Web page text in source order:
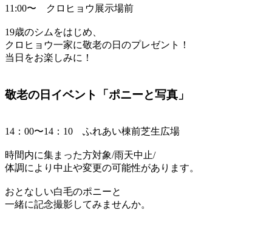
11:00〜 クロヒョウ展示場前
19歳のシムをはじめ、
クロヒョウ一家に敬老の日のプレゼント！
当日をお楽しみに！
敬老の日イベント「ポニーと写真」
14：00〜14：10 ふれあい棟前芝生広場
時間内に集まった方対象/雨天中止/
体調により中止や変更の可能性があります。
おとなしい白毛のポニーと
一緒に記念撮影してみませんか。